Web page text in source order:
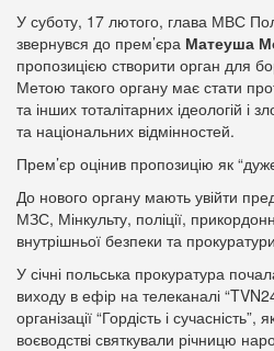
У суботу, 17 лютого, глава МВС
звернувся до прем’єра Матеуша
пропозицією створити орган для
Метою такого органу має стати
та інших тоталітарних ідеологій і
та національних відмінностей.
Прем’єр оцінив пропозицію як
До нового органу мають увійти
МЗС, Мінкульту, поліції,
внутрішньої безпеки та
У січні польська прокуратура
виходу в ефір на телеканалі
організації “Гордість і сучасність”,
воєводстві святкували річницю